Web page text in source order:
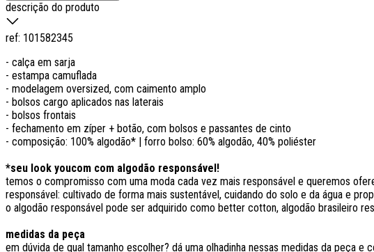
descrição do produto
ref: 101582345
- calça em sarja
- estampa camuflada
- modelagem oversized, com caimento amplo
- bolsos cargo aplicados nas laterais
- bolsos frontais
- fechamento em zíper + botão, com bolsos e passantes de cinto
- composição: 100% algodão* | forro bolso: 60% algodão, 40% poliéster
*seu look youcom com algodão responsável!
temos o compromisso com uma moda cada vez mais responsável e queremos
responsável: cultivado de forma mais sustentável, cuidando do solo e da água e
o algodão responsável pode ser adquirido como better cotton, algodão brasileiro
medidas da peça
em dúvida de qual tamanho escolher? dá uma olhadinha nessas medidas da peça